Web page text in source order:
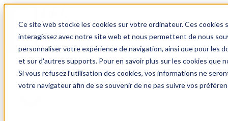
Ce site web stocke les cookies sur votre ordinateur. Ces
interagissez avec notre site web et nous permettent de nous
personnaliser votre expérience de navigation, ainsi que pour les
et sur d'autres supports. Pour en savoir plus sur les cookies
Si vous refusez l'utilisation des cookies, vos informations ne
votre navigateur afin de se souvenir de ne pas suivre vos
Notre méthode